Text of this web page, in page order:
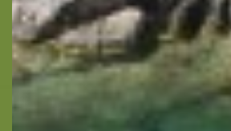
Φύση -